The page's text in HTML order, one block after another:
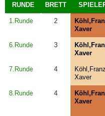
RUNDE BRETT
1.Runde 2
Xaver
6.Runde 3
Xaver
7.Runde 4
Xaver
8.Runde 4
Xaver